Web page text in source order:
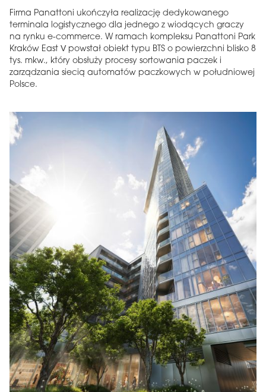
Firma Panattoni ukończyła realizację dedykowanego
terminala logistycznego dla jednego z wiodących graczy
na rynku e-commerce. W ramach kompleksu Panattoni Park
Kraków East V powstał obiekt typu BTS o powierzchni blisko 8
tys. mkw., który obsłuży procesy sortowania paczek i
zarządzania siecią automatów paczkowych w południowej
Polsce.